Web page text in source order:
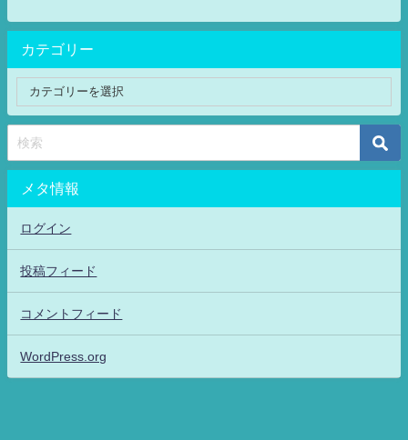
カテゴリー
メタ情報
ログイン
投稿フィード
コメントフィード
WordPress.org